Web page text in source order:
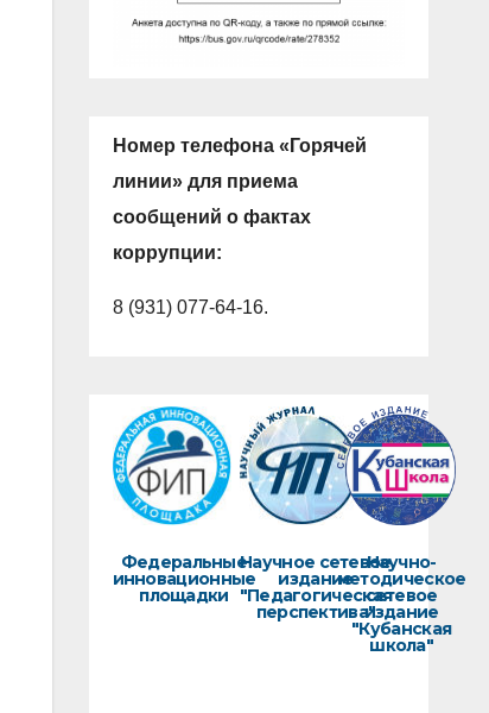
Номер телефона «Горячей
линии» для приема
сообщений о фактах
коррупции:
8 (931) 077-64-16.
Федеральные
инновационные
площадки
Научное сетевое
издание
"Педагогическая
перспектива"
Научно-
методическое
сетевое
издание
"Кубанская
школа"